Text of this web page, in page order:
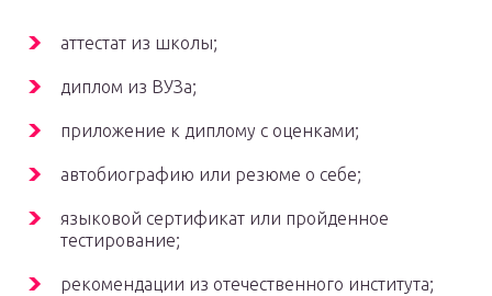
аттестат из школы;
диплом из ВУЗа;
приложение к диплому с оценками;
автобиографию или резюме о себе;
языковой сертификат или пройденное
тестирование;
рекомендации из отечественного института;